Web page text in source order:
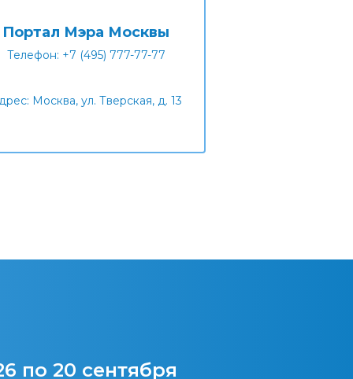
Портал Мэра Москвы
Телефон: +7 (495) 777-77-77
Москва, ул. Тверская, д. 13
по 20 сентября